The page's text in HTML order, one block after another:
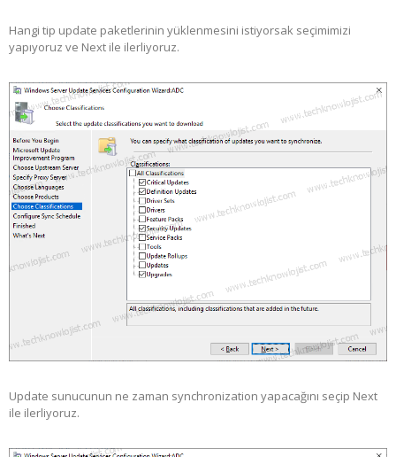
Hangi tip update paketlerinin yüklenmesini istiyorsak seçimimizi
yapıyoruz ve Next ile ilerliyoruz.
Update sunucunun ne zaman synchronization yapacağını seçip Next
ile ilerliyoruz.